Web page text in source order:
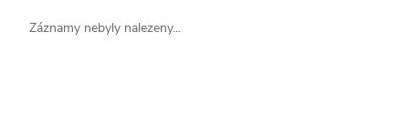
Záznamy nebyly nalezeny...